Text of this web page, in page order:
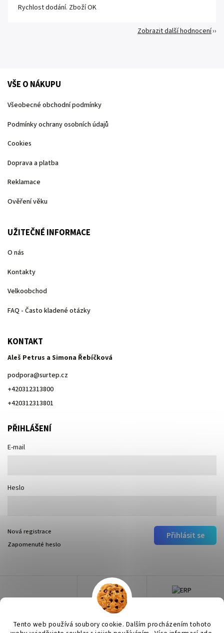
Tento web používá soubory cookie. Dalším procházením tohoto
Rychlost dodání. Zboží OK
Zobrazit další hodnocení
VŠE O NÁKUPU
Všeobecné obchodní podmínky
Podmínky ochrany osobních údajů
Cookies
Doprava a platba
Reklamace
Ověření věku
UŽITEČNÉ INFORMACE
O nás
Kontakty
Velkoobchod
FAQ - Často kladené otázky
KONTAKT
Aleš Petrus a Simona Řebíčková
podpora@surtep.cz
+420312313800
+420312313801
PŘIHLÁŠENÍ
E-mail
Heslo
Přihlásit se
Nová registrace
Zapomenuté heslo